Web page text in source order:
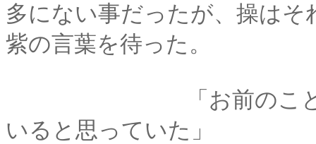
多にない事だったが、操は
紫の言葉を待った。
「お前のことだから
いると思っていた」